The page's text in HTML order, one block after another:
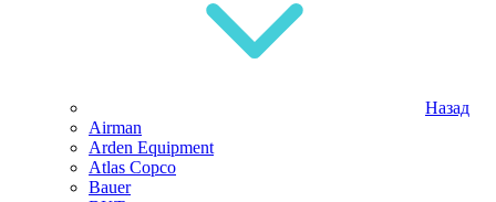
Назад
Airman
Arden Equipment
Atlas Сopco
Bauer